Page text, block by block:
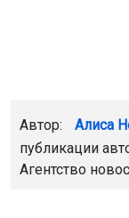
Автор: Алиса
публикации
Агентство